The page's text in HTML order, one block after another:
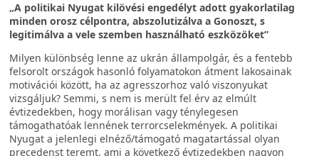
„A politikai Nyugat kilövési engedélyt adott gyakorlatilag
minden orosz célpontra, abszolutizálva a Gonoszt, s
legitimálva a vele szemben használható eszközöket”
Milyen különbség lenne az ukrán állampolgár, és a fentebb
felsorolt országok hasonló folyamatokon átment lakosainak
motivációi között, ha az agresszorhoz való viszonyukat
vizsgáljuk? Semmi, s nem is merült fel érv az elmúlt
évtizedekben, hogy morálisan vagy ténylegesen
támogathatóak lennének terrorcselekmények. A politikai
Nyugat a jelenlegi elnéző/támogató magatartással olyan
precedenst teremt, ami a következő évtizedekben nagyon